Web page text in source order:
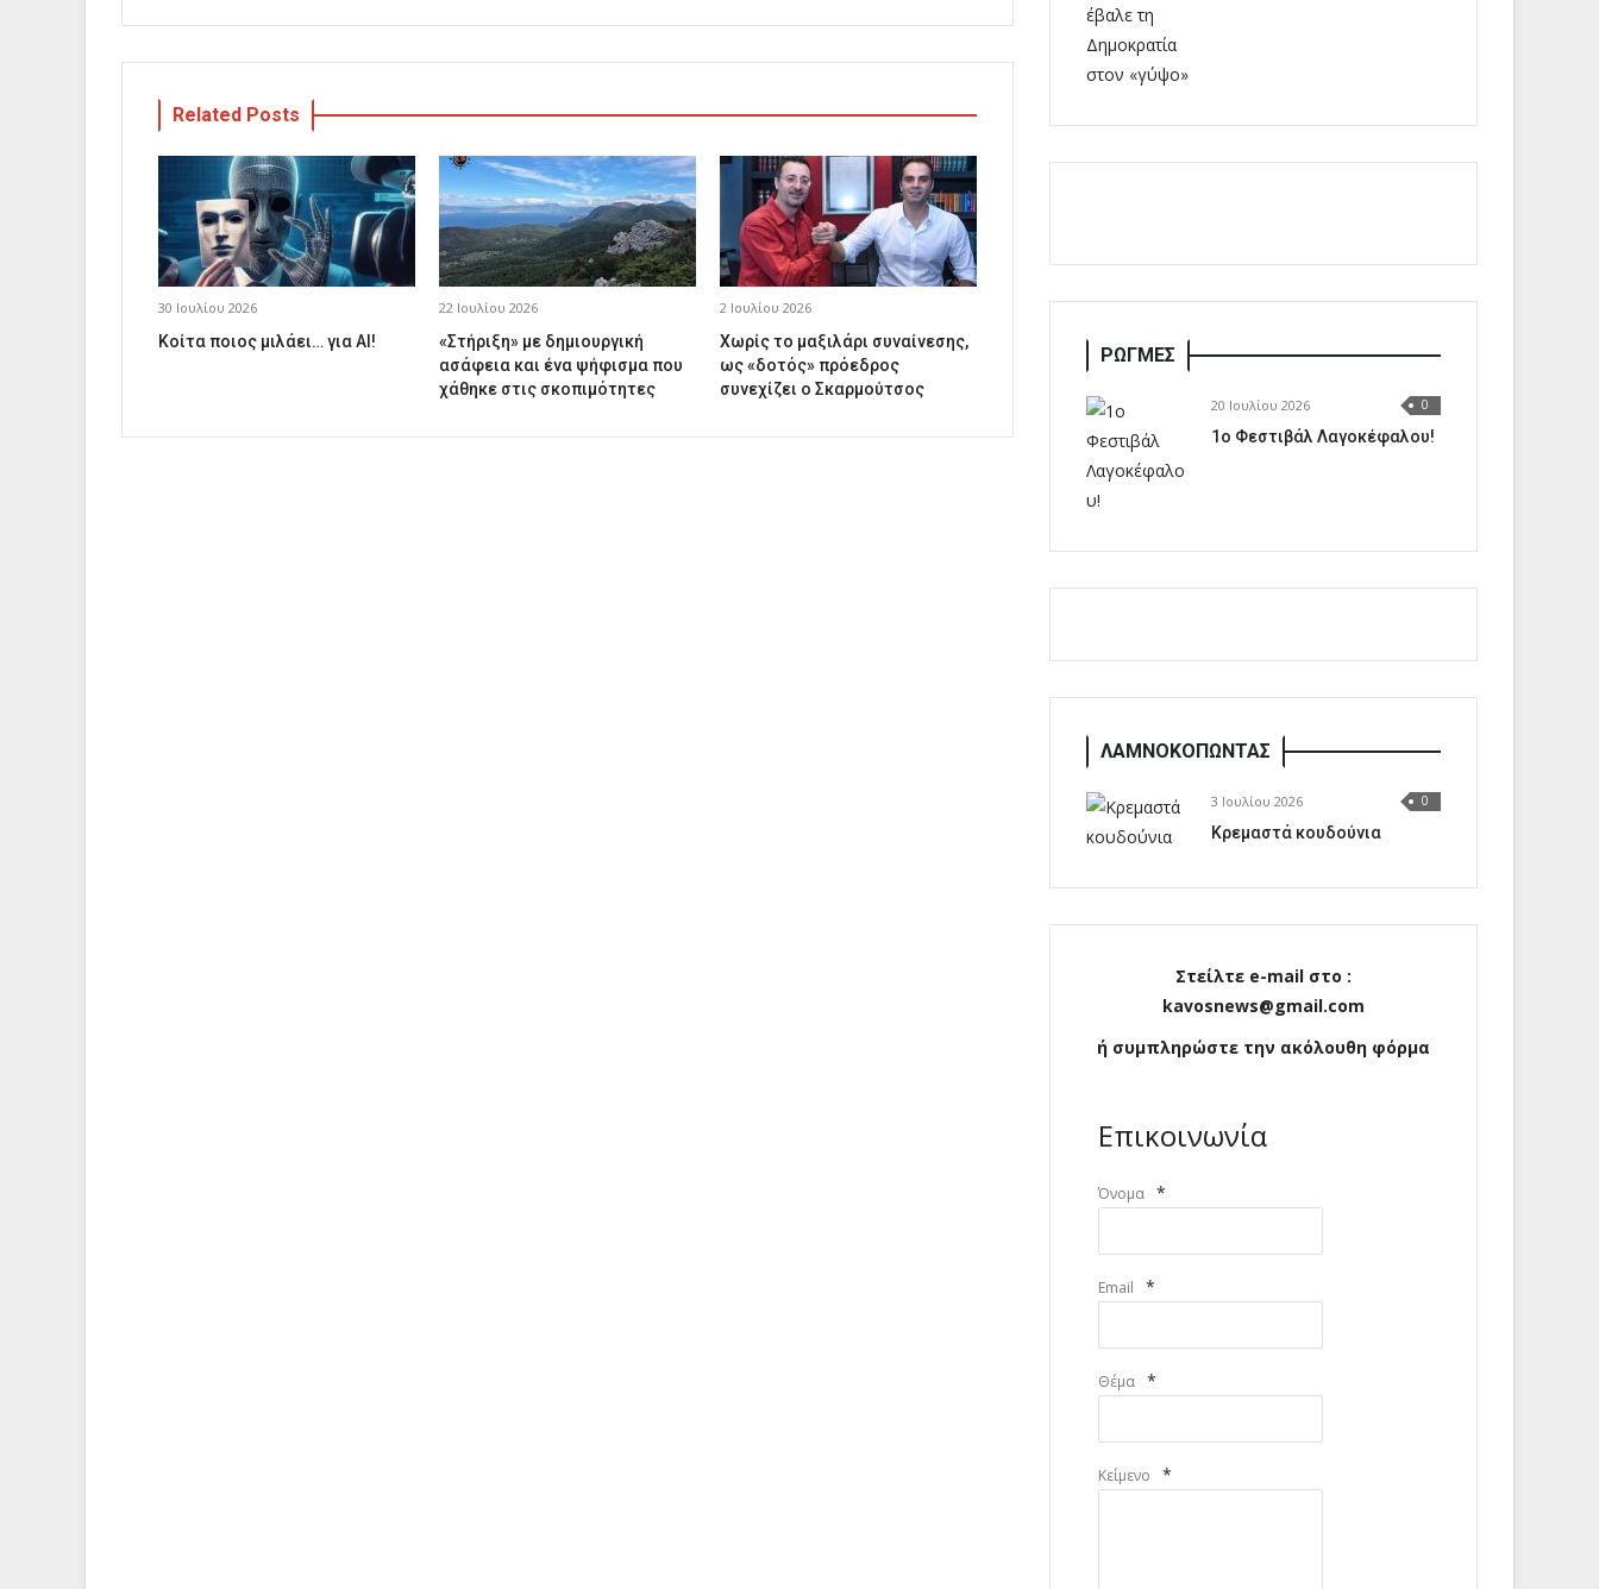
Related Posts
30 Ιουλίου 2026
Κοίτα ποιος μιλάει… για AI!
22 Ιουλίου 2026
«Στήριξη» με δημιουργική
ασάφεια και ένα ψήφισμα που
χάθηκε στις σκοπιμότητες
2 Ιουλίου 2026
Χωρίς το μαξιλάρι συναίνεσης,
ως «δοτός» πρόεδρος
συνεχίζει ο Σκαρμούτσος
ΡΩΓΜΕΣ
20 Ιουλίου 2026 0
1o Φεστιβάλ Λαγοκέφαλου!
ΛΑΜΝΟΚΟΠΩΝΤΑΣ
3 Ιουλίου 2026 0
Κρεμαστά κουδούνια
Στείλτε e-mail στο :
kavosnews@gmail.com
ή συμπληρώστε την ακόλουθη φόρμα
Επικοινωνία
Όνομα *
Email *
Θέμα *
Κείμενο *